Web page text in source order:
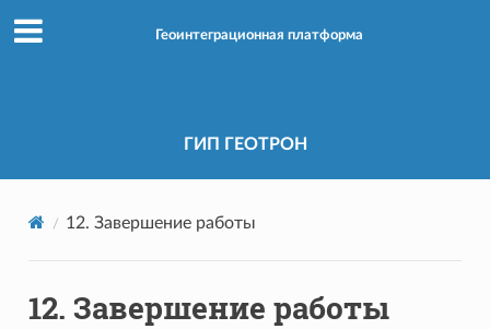
Геоинтеграционная платформа
ГИП ГЕОТРОН
12. Завершение работы
12. Завершение работы